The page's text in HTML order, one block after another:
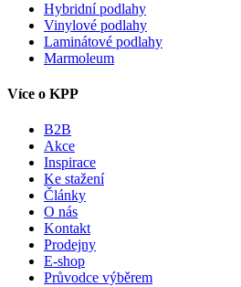
Hybridní podlahy
Vinylové podlahy
Laminátové podlahy
Marmoleum
Více o KPP
B2B
Akce
Inspirace
Ke stažení
Články
O nás
Kontakt
Prodejny
E-shop
Průvodce výběrem